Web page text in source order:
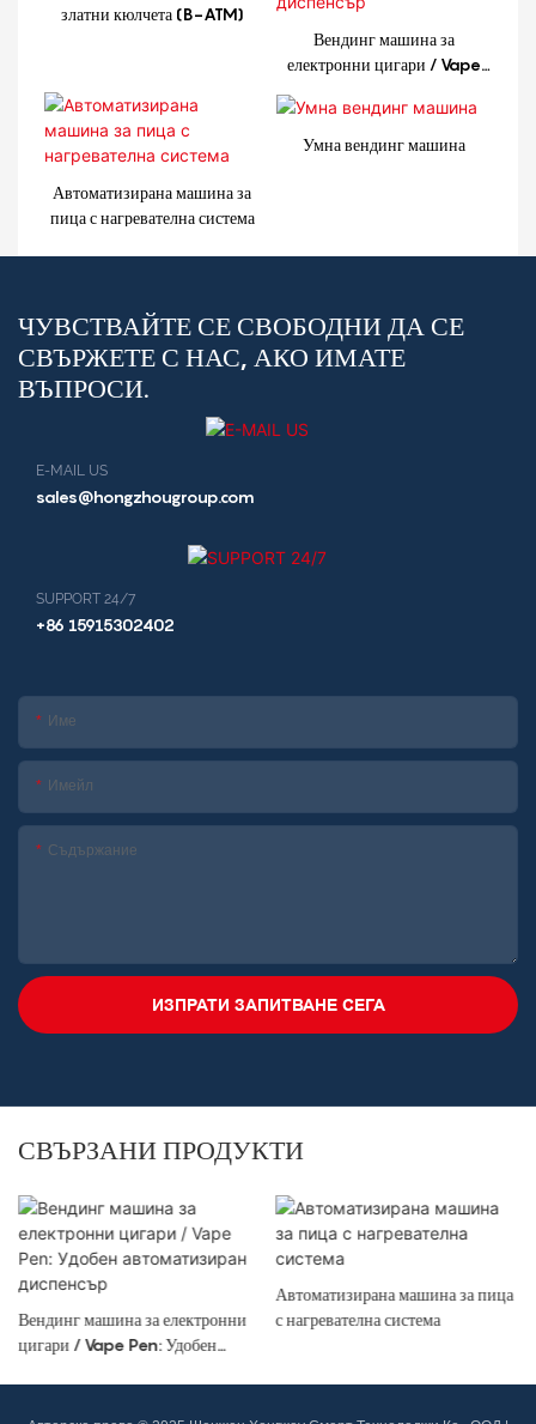
златни кюлчета (B-ATM)
Вендинг машина за
електронни цигари / Vape
диспенсър
Автоматизирана машина за
пица с нагревателна система
Умна вендинг машина
ЧУВСТВАЙТЕ СЕ СВОБОДНИ ДА СЕ
СВЪРЖЕТЕ С НАС, АКО ИМАТЕ
ВЪПРОСИ.
E-MAIL US
sales@hongzhougroup.com
SUPPORT 24/7
+86 15915302402
Име
Имейл
Съдържание
ИЗПРАТИ ЗАПИТВАНЕ СЕГА
СВЪРЗАНИ ПРОДУКТИ
Вендинг машина за електронни
цигари / Vape Pen: Удобен
Автоматизирана машина за пица
с нагревателна система